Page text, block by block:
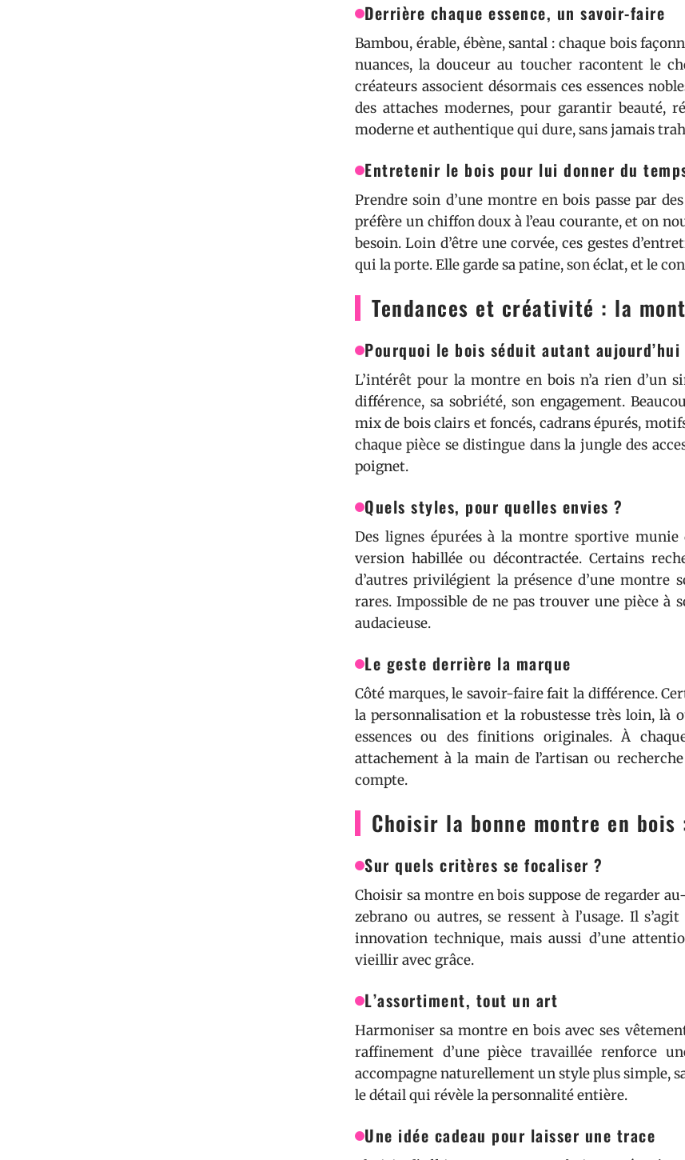
Derrière chaque essence, un savoir-faire
Bambou, érable, ébène, santal : chaque bois
nuances, la douceur au toucher racontent le
créateurs associent désormais ces essences
des attaches modernes, pour garantir beauté,
moderne et authentique qui dure, sans jamais
Entretenir le bois pour lui donner du
Prendre soin d’une montre en bois passe par
préfère un chiffon doux à l’eau courante, et on
besoin. Loin d’être une corvée, ces gestes
qui la porte. Elle garde sa patine, son éclat, et le
Tendances et créativité : la
Pourquoi le bois séduit autant aujourd’hui
L’intérêt pour la montre en bois n’a rien d’un
différence, sa sobriété, son engagement.
mix de bois clairs et foncés, cadrans épurés,
chaque pièce se distingue dans la jungle des
poignet.
Quels styles, pour quelles envies ?
Des lignes épurées à la montre sportive
version habillée ou décontractée. Certains
d’autres privilégient la présence d’une montre
rares. Impossible de ne pas trouver une pièce à
audacieuse.
Le geste derrière la marque
Côté marques, le savoir-faire fait la différence.
la personnalisation et la robustesse très loin, là
essences ou des finitions originales. À
attachement à la main de l’artisan ou
compte.
Choisir la bonne montre en
Sur quels critères se focaliser ?
Choisir sa montre en bois suppose de regarder
zebrano ou autres, se ressent à l’usage. Il
innovation technique, mais aussi d’une
vieillir avec grâce.
L’assortiment, tout un art
Harmoniser sa montre en bois avec ses
raffinement d’une pièce travaillée renforce
accompagne naturellement un style plus simple,
le détail qui révèle la personnalité entière.
Une idée cadeau pour laisser une trace